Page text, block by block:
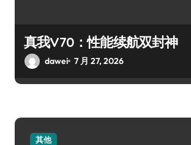
真我V70：性能续航双封神
dawei 7 月 27, 2026
其他